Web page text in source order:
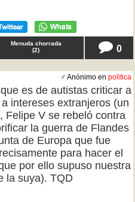
Menuda chorrada
(2) 0
♂ Anónimo en politica
es de autistas criticar a
intereses extranjeros (un
Felipe V se rebeló contra
la guerra de Flandes
de Europa que fue
para hacer el
por ello supuso nuestra
la suya). TQD